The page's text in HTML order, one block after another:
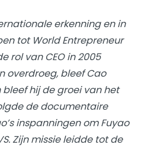
erkenning en in
tot World Entrepreneur
rol van CEO in 2005
overdroeg, bleef Cao
bleef hij de groei van het
de documentaire
inspanningen om Fuyao
Zijn missie leidde tot de